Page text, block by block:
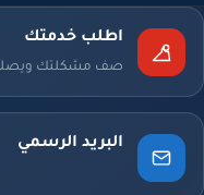
اطلب خدمتك
صف مشكلتك
البريد الرسمي